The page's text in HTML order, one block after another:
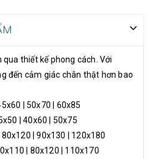
nội thất không gian ngôi nhà mình.
thiết kế phong cách. Với
đến cảm giác chân thật hơn bao
| 50x70 | 60x85
| 40x60 | 50x75
| 90x130 | 120x180
| 80x120 | 110x170